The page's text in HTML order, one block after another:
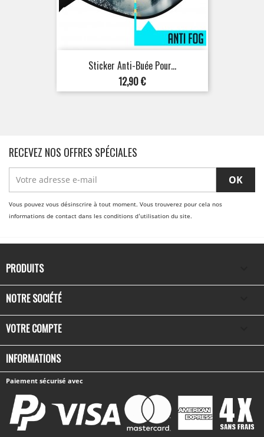
Sticker Anti-Buée Pour...
Prix
12,90 €
RECEVEZ NOS OFFRES SPÉCIALES
Vous pouvez vous désinscrire à tout moment. Vous trouverez pour cela nos
informations de contact dans les conditions d'utilisation du site.
PRODUITS
NOTRE SOCIÉTÉ
VOTRE COMPTE
INFORMATIONS
Paiement sécurisé avec